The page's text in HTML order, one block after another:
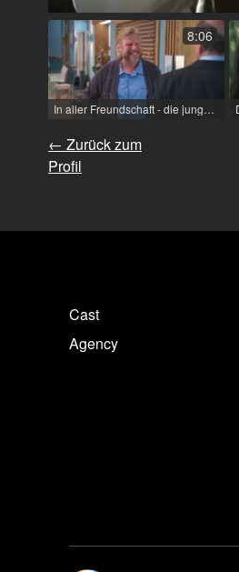
In aller Freundschaft - die jungen Ärzte / 2023 / Rolle: Herbert Koch / R: Anna Schuchardt / ARD
8:06
← Zurück zum
Profil
Cast
Agency